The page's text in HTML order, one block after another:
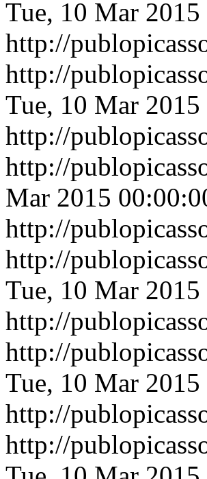
Tue, 10 Mar
http://
http://
Tue, 10 Mar
http://
http://
Mar 2015
http://
http://
Tue, 10 Mar
http://
http://
Tue, 10 Mar
http://
http://